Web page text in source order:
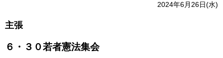
2024年6月26日(水)
主張
６・３０若者憲法集会